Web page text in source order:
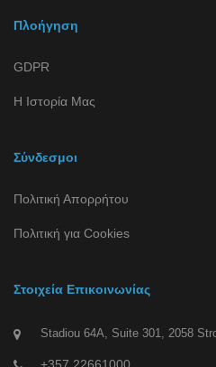
Πλοήγηση
GDPR
Η Ιστορία Μας
Σύνδεσμοι
Πολιτική Απορρήτου
Πολιτική για Cookies
Στοιχεία Επικοινωνίας
Stadiou 64A, Suite 301, 2058